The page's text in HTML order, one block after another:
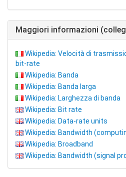
Maggiori informazioni
Wikipedia: Velocità di
bit-rate
Wikipedia: Banda
Wikipedia: Banda larga
Wikipedia: Larghezza di banda
Wikipedia: Bit rate
Wikipedia: Data-rate units
Wikipedia: Bandwidth
Wikipedia: Broadband
Wikipedia: Bandwidth (signal